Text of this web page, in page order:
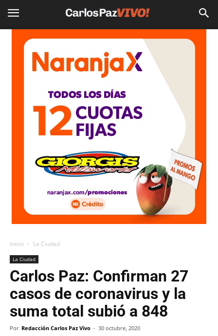
Inicio La Ciudad
La Ciudad
Carlos Paz: Confirman 27
casos de coronavirus y la
suma total subió a 848
Por Redacción Carlos Paz Vivo - 30 octubre, 2020